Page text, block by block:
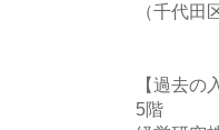
（千代田
【過去の
5階